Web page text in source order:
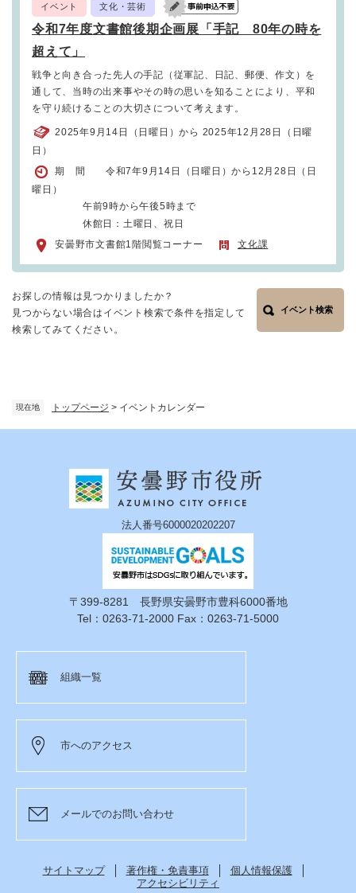
現在地 トップページ > イベントカレンダー
イベント 文化・芸術
令和7年度文書館後期企画展「手記 80年の時を
超えて」
戦争と向き合った先人の手記（従軍記、日記、郵便、作文）を
通して、当時の出来事やその時の思いを知ることにより、平和
を守り続けることの大切さについて考えます。
2025年9月14日（日曜日）から 2025年12月28日（日曜
日）
期 間 令和7年9月14日（日曜日）から12月28日（日
曜日）
午前9時から午後5時まで
休館日：土曜日、祝日
安曇野市文書館1階閲覧コーナー
文化課
お探しの情報は見つかりましたか？
見つからない場合はイベント検索で条件を指定して
検索してみてください。
イベント検索
法人番号6000020202207
〒399-8281 長野県安曇野市豊科6000番地
Tel：0263-71-2000 Fax：0263-71-5000
組織一覧
市へのアクセス
メールでのお問い合わせ
サイトマップ 著作権・免責事項
個人情報保護
アクセシビリティ